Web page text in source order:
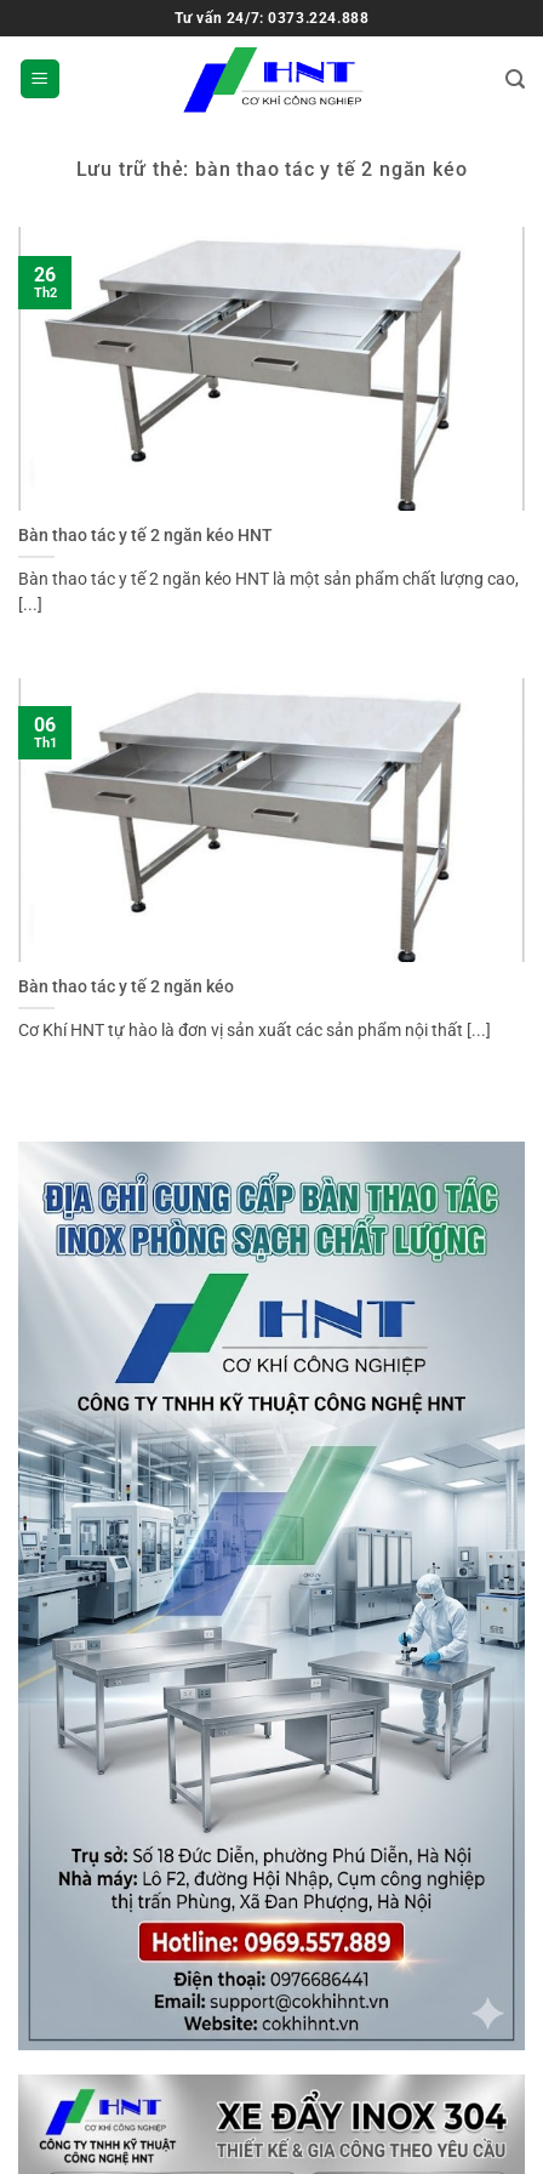
Tư vấn 24/7: 0373.224.888
Lưu trữ thẻ: bàn thao tác y tế 2 ngăn kéo
Bàn thao tác y tế 2 ngăn kéo HNT
Bàn thao tác y tế 2 ngăn kéo HNT là một sản phẩm chất lượng cao,
[...]
26
Th2
Bàn thao tác y tế 2 ngăn kéo
Cơ Khí HNT tự hào là đơn vị sản xuất các sản phẩm nội thất [...]
06
Th1